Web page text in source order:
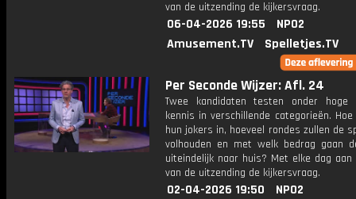
van de uitzending de kijkersvraag.
06-04-2026 19:55
NPO2
Amusement.TV
Spelletjes.TV
Per Seconde Wijzer: Afl. 24
Twee kandidaten testen onder hoge
kennis in verschillende categorieën.
hun jokers in, hoeveel rondes zullen de
volhouden en met welk bedrag gaan
uiteindelijk naar huis? Met elke dag
van de uitzending de kijkersvraag.
02-04-2026 19:50
NPO2